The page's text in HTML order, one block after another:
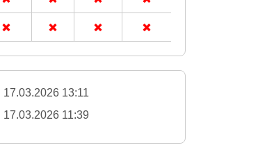
17.03.2026 13:11
17.03.2026 11:39